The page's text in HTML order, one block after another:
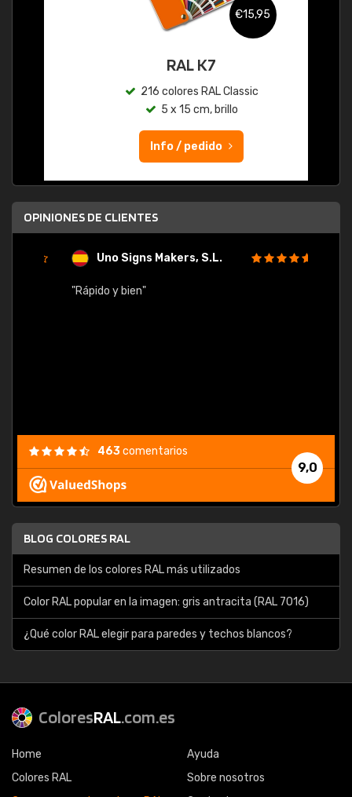
€15,95
RAL K7
216 colores RAL Classic
5 x 15 cm, brillo
Info / pedido
OPINIONES DE CLIENTES
Uno Signs Makers, S.L.
"Rápido y bien"
9,0
463comentarios
BLOG COLORES RAL
Resumen de los colores RAL más utilizados
Color RAL popular en la imagen: gris antracita (RAL 7016)
¿Qué color RAL elegir para paredes y techos blancos?
ColoresRAL.com.es
Home
Colores RAL
Ayuda
Sobre nosotros